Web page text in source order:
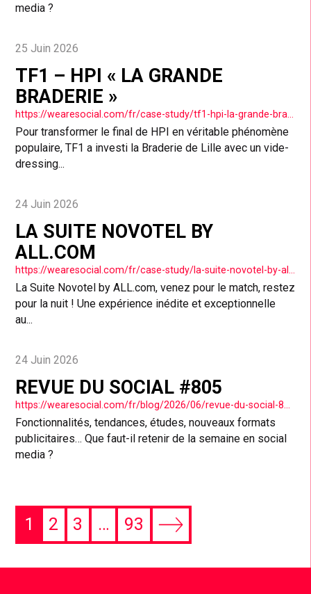
media ?
25 Juin 2026
TF1 – HPI « LA GRANDE
BRADERIE »
https://wearesocial.com/fr/case-study/tf1-hpi-la-grande-braderie/
Pour transformer le final de HPI en véritable phénomène
populaire, TF1 a investi la Braderie de Lille avec un vide-
dressing...
24 Juin 2026
LA SUITE NOVOTEL BY
ALL.COM
https://wearesocial.com/fr/case-study/la-suite-novotel-by-all-com/
La Suite Novotel by ALL.com, venez pour le match, restez
pour la nuit ! Une expérience inédite et exceptionnelle
au...
24 Juin 2026
REVUE DU SOCIAL #805
https://wearesocial.com/fr/blog/2026/06/revue-du-social-805/
Fonctionnalités, tendances, études, nouveaux formats
publicitaires… Que faut-il retenir de la semaine en social
media ?
1 2 3 … 93
Next